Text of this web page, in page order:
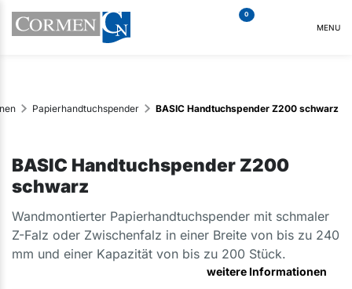
0
MENU
Papierhandtuchspender BASIC Handtuchspender Z200 schwarz
BASIC Handtuchspender Z200
schwarz
Wandmontierter Papierhandtuchspender mit schmaler
Z-Falz oder Zwischenfalz in einer Breite von bis zu 240
mm und einer Kapazität von bis zu 200 Stück.
weitere Informationen